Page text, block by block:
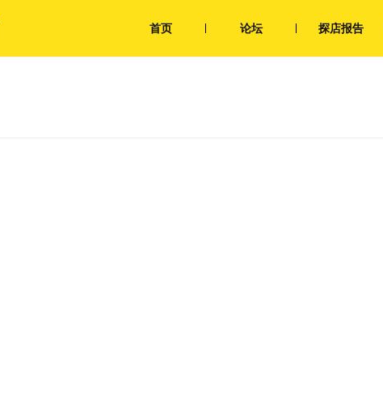
首页 论坛 探店报告